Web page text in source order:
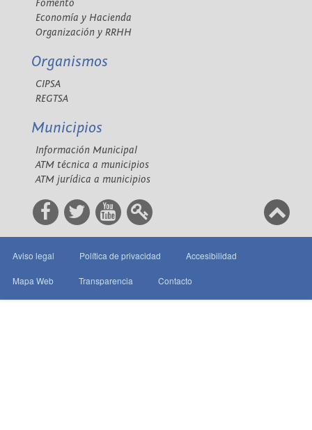
Fomento
Economía y Hacienda
Organización y RRHH
Organismos
CIPSA
REGTSA
Municipios
Información Municipal
ATM técnica a municipios
ATM jurídica a municipios
Aviso legal Política de privacidad Accesibilidad
Mapa Web Transparencia Contacto